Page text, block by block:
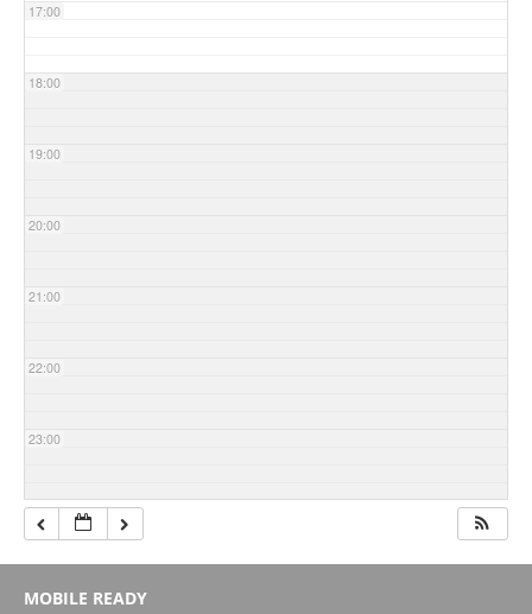
17:00
18:00
19:00
20:00
21:00
22:00
23:00
MOBILE READY